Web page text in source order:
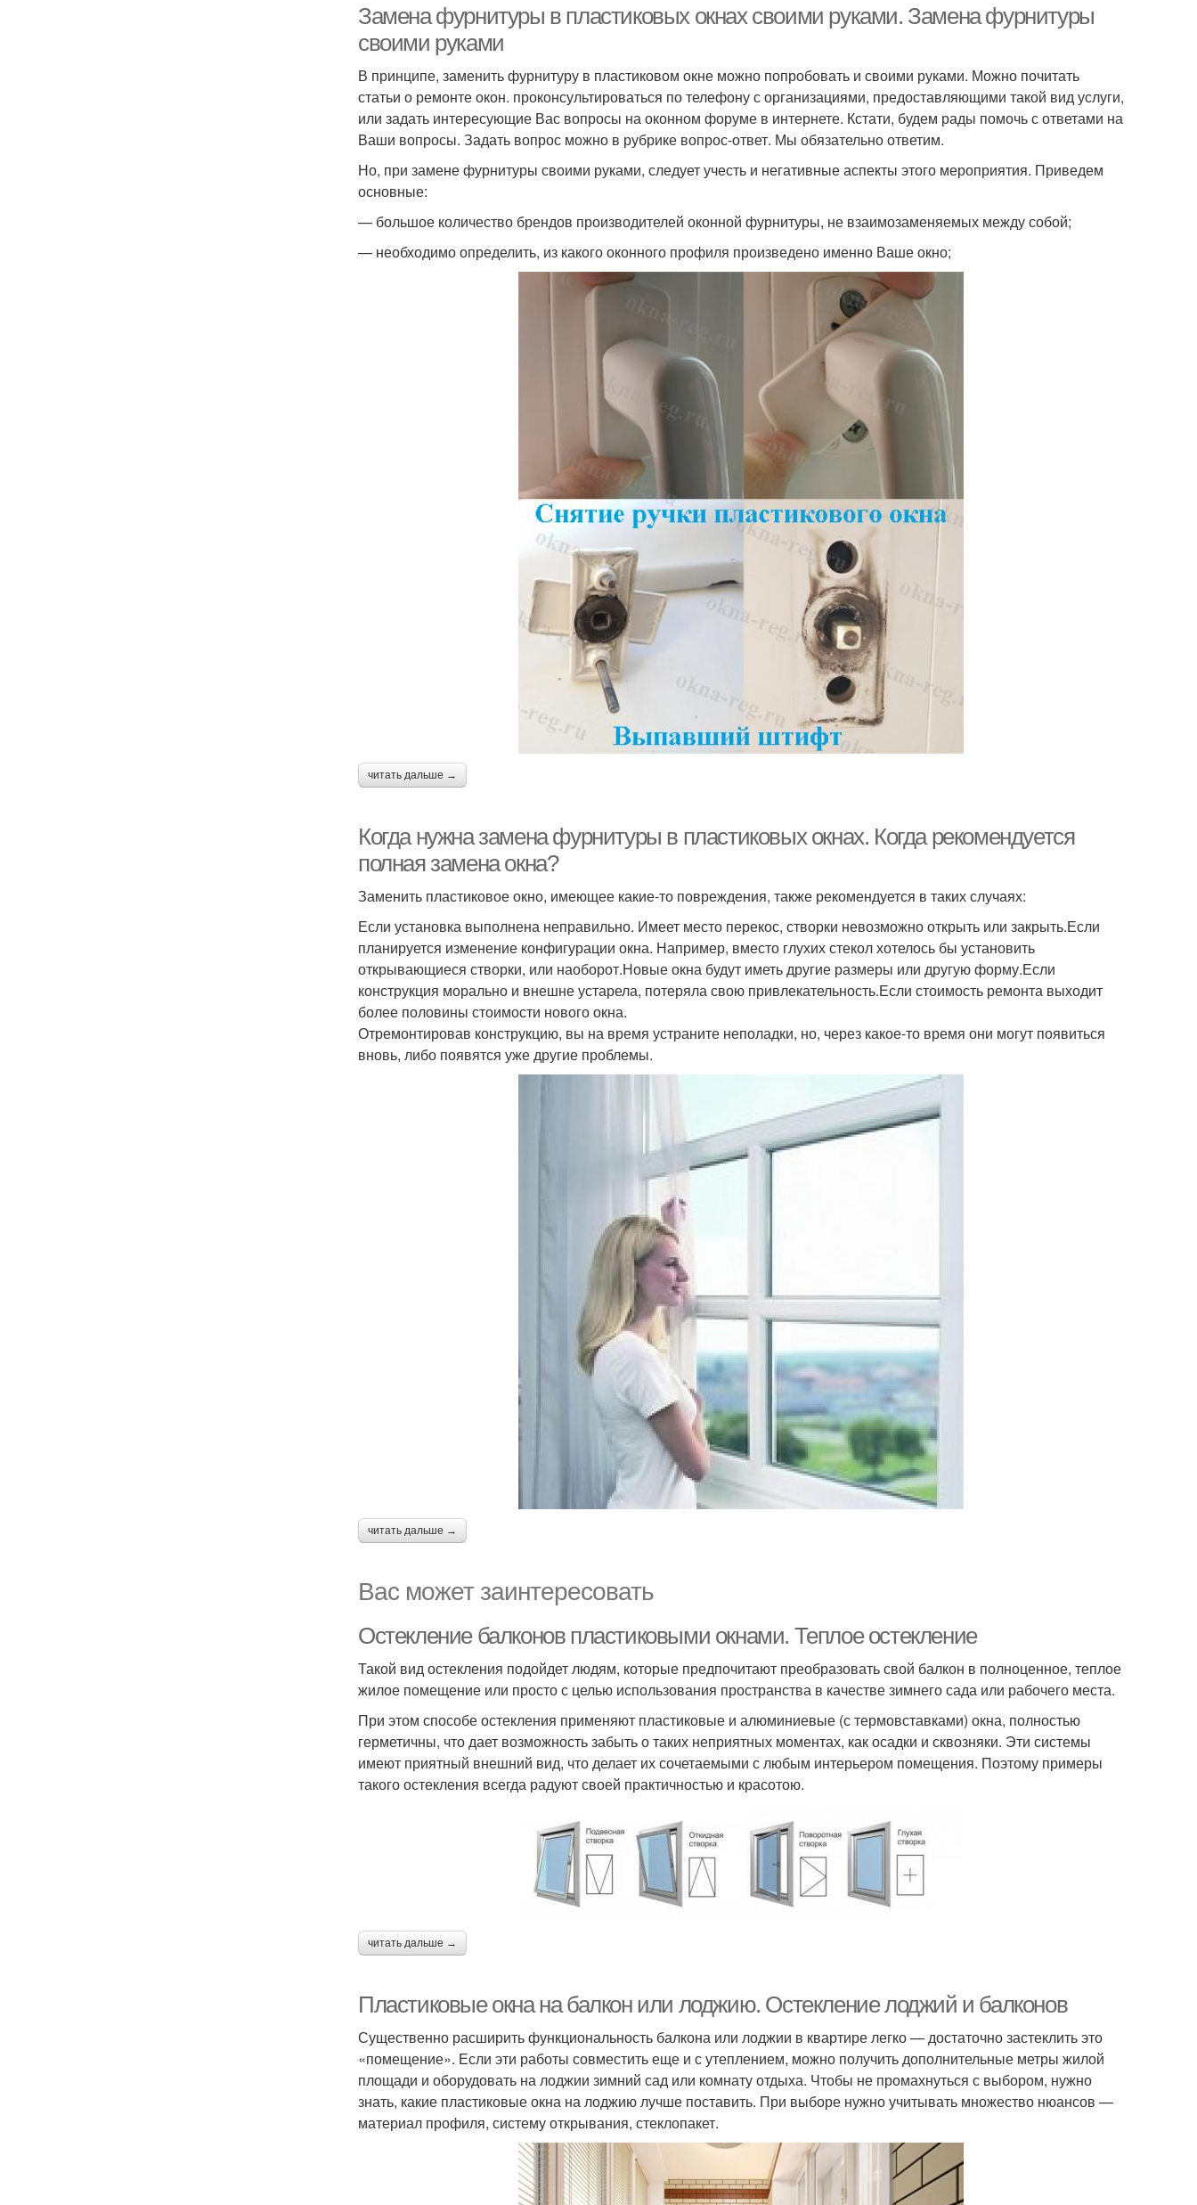
Замена фурнитуры в пластиковых окнах своими руками. Замена фурнитуры
своими руками
В принципе, заменить фурнитуру в пластиковом окне можно попробовать и своими руками. Можно почитать
статьи о ремонте окон. проконсультироваться по телефону с организациями, предоставляющими такой вид услуги,
или задать интересующие Вас вопросы на оконном форуме в интернете. Кстати, будем рады помочь с ответами на
Ваши вопросы. Задать вопрос можно в рубрике вопрос-ответ. Мы обязательно ответим.
Но, при замене фурнитуры своими руками, следует учесть и негативные аспекты этого мероприятия. Приведем
основные:
— большое количество брендов производителей оконной фурнитуры, не взаимозаменяемых между собой;
— необходимо определить, из какого оконного профиля произведено именно Ваше окно;
читать дальше →
Когда нужна замена фурнитуры в пластиковых окнах. Когда рекомендуется
полная замена окна?
Заменить пластиковое окно, имеющее какие-то повреждения, также рекомендуется в таких случаях:
Если установка выполнена неправильно. Имеет место перекос, створки невозможно открыть или закрыть.Если
планируется изменение конфигурации окна. Например, вместо глухих стекол хотелось бы установить
открывающиеся створки, или наоборот.Новые окна будут иметь другие размеры или другую форму.Если
конструкция морально и внешне устарела, потеряла свою привлекательность.Если стоимость ремонта выходит
более половины стоимости нового окна.
Отремонтировав конструкцию, вы на время устраните неполадки, но, через какое-то время они могут появиться
вновь, либо появятся уже другие проблемы.
читать дальше →
Вас может заинтересовать
Остекление балконов пластиковыми окнами. Теплое остекление
Такой вид остекления подойдет людям, которые предпочитают преобразовать свой балкон в полноценное, теплое
жилое помещение или просто с целью использования пространства в качестве зимнего сада или рабочего места.
При этом способе остекления применяют пластиковые и алюминиевые (с термовставками) окна, полностью
герметичны, что дает возможность забыть о таких неприятных моментах, как осадки и сквозняки. Эти системы
имеют приятный внешний вид, что делает их сочетаемыми с любым интерьером помещения. Поэтому примеры
такого остекления всегда радуют своей практичностью и красотою.
читать дальше →
Пластиковые окна на балкон или лоджию. Остекление лоджий и балконов
Существенно расширить функциональность балкона или лоджии в квартире легко — достаточно застеклить это
«помещение». Если эти работы совместить еще и с утеплением, можно получить дополнительные метры жилой
площади и оборудовать на лоджии зимний сад или комнату отдыха. Чтобы не промахнуться с выбором, нужно
знать, какие пластиковые окна на лоджию лучше поставить. При выборе нужно учитывать множество нюансов —
материал профиля, систему открывания, стеклопакет.